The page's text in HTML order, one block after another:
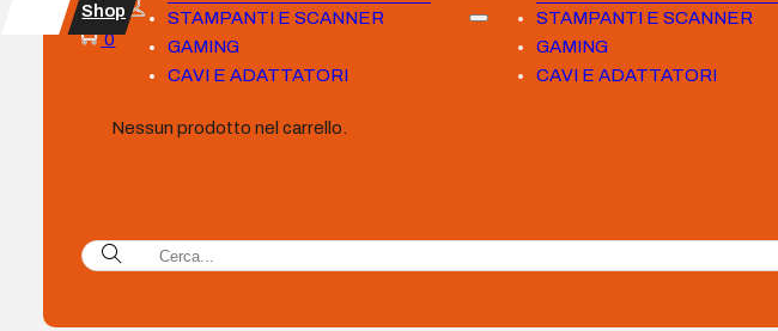
STAMPANTI E SCANNER
GAMING
CAVI E ADATTATORI
STAMPANTI E SCANNER
GAMING
CAVI E ADATTATORI
Shop
0
Nessun prodotto nel carrello.